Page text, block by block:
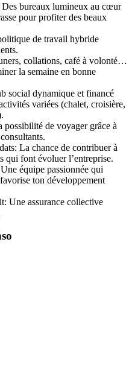
bureaux lumineux au cœur
pour profiter des beaux
de travail hybride
collations, café à volonté…
la semaine en bonne
social dynamique et financé
variées (chalet, croisière,
de voyager grâce à
La chance de contribuer à
qui font évoluer l’entreprise.
équipe passionnée qui
ton développement
Une assurance collective